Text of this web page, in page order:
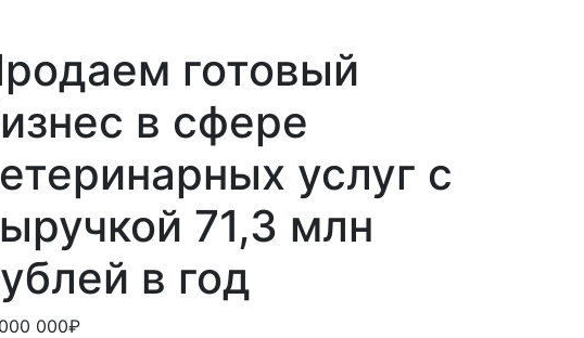
готовый
в сфере
услуг с
71,3 млн
в год
000₽